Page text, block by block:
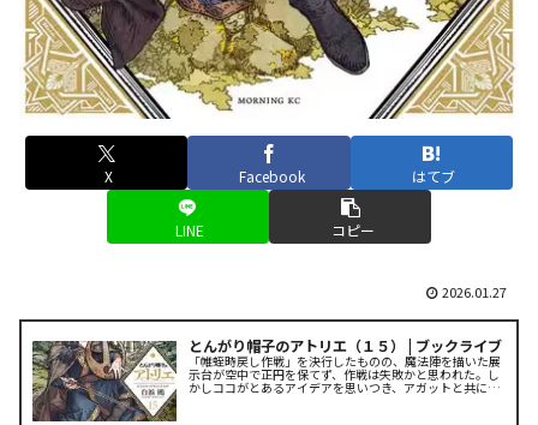
X Facebook はてブ
LINE コピー
2026.01.27
とんがり帽子のアトリエ（１５） | ブックライブ
「帷蛭時戻し作戦」を決行したものの、魔法陣を描いた展
示台が空中で正円を保てず、作戦は失敗かと思われた。し
かしココがとあるアイデアを思いつき、アガットと共に展
示台へと向かう。作戦を成功させることはできるのか？そ